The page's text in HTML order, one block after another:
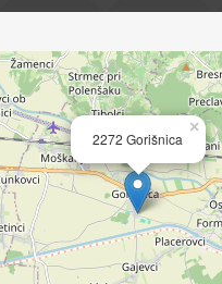
2272 Gorišnica
×